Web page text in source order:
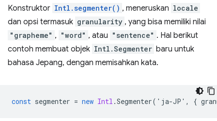
Konstruktor Intl.segmenter() , meneruskan locale
dan opsi termasuk granularity , yang bisa memiliki nilai
"grapheme" , "word" , atau "sentence" . Hal berikut
contoh membuat objek Intl.Segmenter baru untuk
bahasa Jepang, dengan memisahkan kata.
const segmenter = new Intl .Segmenter( ' ja-JP ' , {